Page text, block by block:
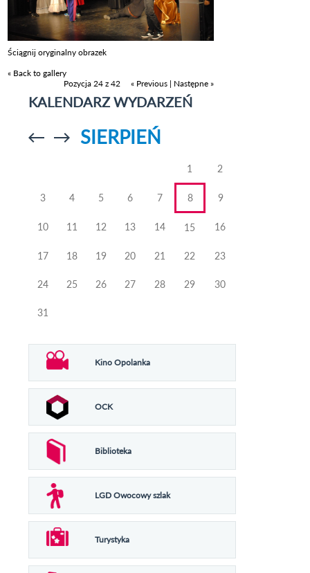
Ściągnij oryginalny obrazek
« Back to gallery
Pozycja 24 z 42
« Previous | Następne »
KALENDARZ WYDARZEŃ
Przejdź doPrzejdź do
SIERPIEŃ
1 2
3 4 5 6 7 8 9
10 11 12 13 14 15 16
17 18 19 20 21 22 23
24 25 26 27 28 29 30
31
Kino Opolanka
OCK
Biblioteka
LGD Owocowy szlak
Turystyka